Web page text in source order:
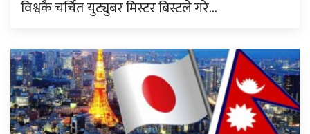
विश्वकै चर्चित युट्युबर मिस्टर बिस्टले गरे…